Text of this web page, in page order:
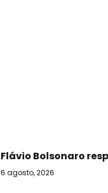
Flávio Bolsonaro
6 agosto, 2026